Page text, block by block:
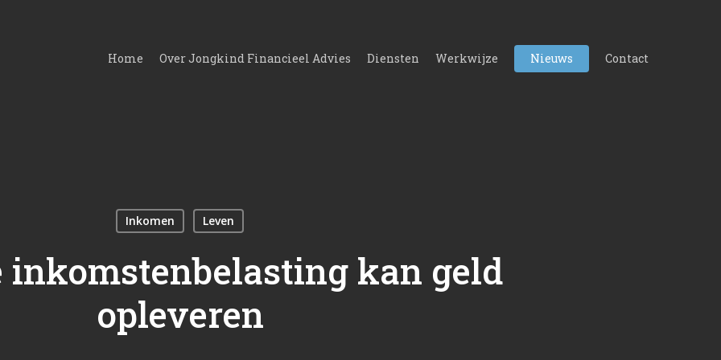
Home Over Jongkind Financieel Advies Diensten Werkwijze Nieuws Contact
Inkomen Leven
inkomstenbelasting kan geld
opleveren